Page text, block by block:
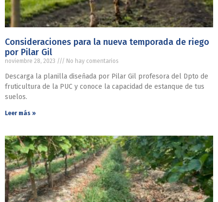
Consideraciones para la nueva temporada de riego
por Pilar Gil
noviembre 28, 2023 No hay comentarios
Descarga la planilla diseñada por Pilar Gil profesora del Dpto de
fruticultura de la PUC y conoce la capacidad de estanque de tus
suelos.
Leer más »